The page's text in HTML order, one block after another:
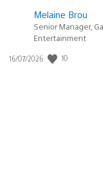
Melaine Brou
Senior Manager,
Entertainment
Fecha
16/07/2026 10